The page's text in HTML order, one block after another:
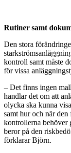
Rutiner samt
Den stora
kontroll samt måste
för vissa
– Det finns ingen
handlar det om att
olycka ska kunna
samt hur och när
kontrollerna behöver
beror på den
förklarar Björn.